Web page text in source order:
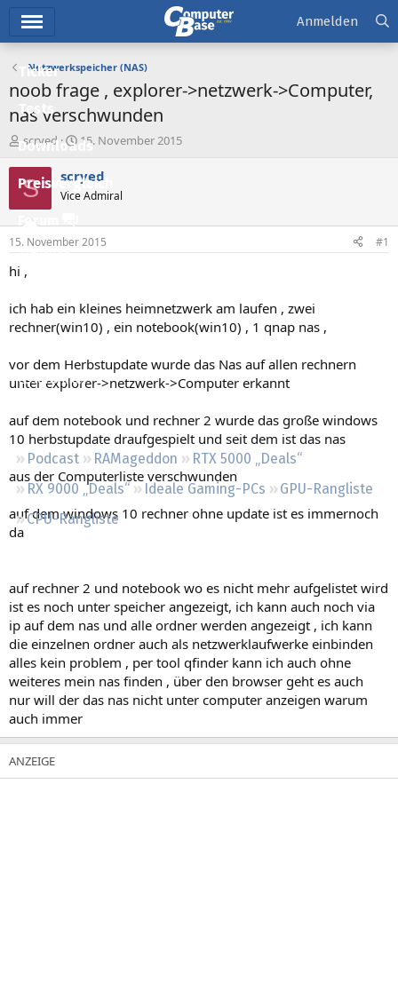
Ticker
Tests
Downloads
Preisvergleich
Forum
Aktuelles
Neue Beiträge
Leserartikel
Podcast RAMageddon
RTX 5000 „Deals“
RX 9000 „Deals“
Ideale Gaming-PCs
GPU-Rangliste
CPU-Rangliste
Anmelden
Netzwerkspeicher (NAS)
noob frage , explorer->netzwerk->Computer,
nas verschwunden
E
r
s
t
e
scryed
E
r
s
t
e
t
15. November 2015
S scryed
Vice Admiral
15. November 2015 #1
hi ,
ich hab ein kleines heimnetzwerk am laufen , zwei
rechner(win10) , ein notebook(win10) , 1 qnap nas ,
vor dem Herbstupdate wurde das Nas auf allen rechnern
unter explorer->netzwerk->Computer erkannt
auf dem notebook und rechner 2 wurde das große windows
10 herbstupdate draufgespielt und seit dem ist das nas
aus der Computerliste verschwunden
auf dem windows 10 rechner ohne update ist es immernoch
da
auf rechner 2 und notebook wo es nicht mehr aufgelistet wird
ist es noch unter speicher angezeigt, ich kann auch noch via
ip auf dem nas und alle ordner werden angezeigt , ich kann
die einzelnen ordner auch als netzwerklaufwerke einbinden
alles kein problem , per tool qfinder kann ich auch ohne
weiteres mein nas finden , über den browser geht es auch
nur will der das nas nicht unter computer anzeigen warum
auch immer